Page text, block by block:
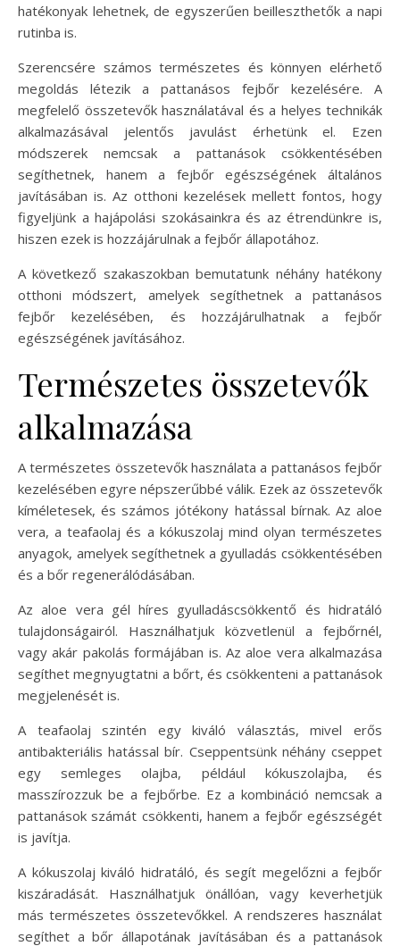
hatékonyak lehetnek, de egyszerűen beilleszthetők a napi
rutinba is.
Szerencsére számos természetes és könnyen elérhető
megoldás létezik a pattanásos fejbőr kezelésére. A
megfelelő összetevők használatával és a helyes technikák
alkalmazásával jelentős javulást érhetünk el. Ezen
módszerek nemcsak a pattanások csökkentésében
segíthetnek, hanem a fejbőr egészségének általános
javításában is. Az otthoni kezelések mellett fontos, hogy
figyeljünk a hajápolási szokásainkra és az étrendünkre is,
hiszen ezek is hozzájárulnak a fejbőr állapotához.
A következő szakaszokban bemutatunk néhány hatékony
otthoni módszert, amelyek segíthetnek a pattanásos
fejbőr kezelésében, és hozzájárulhatnak a fejbőr
egészségének javításához.
Természetes összetevők
alkalmazása
A természetes összetevők használata a pattanásos fejbőr
kezelésében egyre népszerűbbé válik. Ezek az összetevők
kíméletesek, és számos jótékony hatással bírnak. Az aloe
vera, a teafaolaj és a kókuszolaj mind olyan természetes
anyagok, amelyek segíthetnek a gyulladás csökkentésében
és a bőr regenerálódásában.
Az aloe vera gél híres gyulladáscsökkentő és hidratáló
tulajdonságairól. Használhatjuk közvetlenül a fejbőrnél,
vagy akár pakolás formájában is. Az aloe vera alkalmazása
segíthet megnyugtatni a bőrt, és csökkenteni a pattanások
megjelenését is.
A teafaolaj szintén egy kiváló választás, mivel erős
antibakteriális hatással bír. Cseppentsünk néhány cseppet
egy semleges olajba, például kókuszolajba, és
masszírozzuk be a fejbőrbe. Ez a kombináció nemcsak a
pattanások számát csökkenti, hanem a fejbőr egészségét
is javítja.
A kókuszolaj kiváló hidratáló, és segít megelőzni a fejbőr
kiszáradását. Használhatjuk önállóan, vagy keverhetjük
más természetes összetevőkkel. A rendszeres használat
segíthet a bőr állapotának javításában és a pattanások